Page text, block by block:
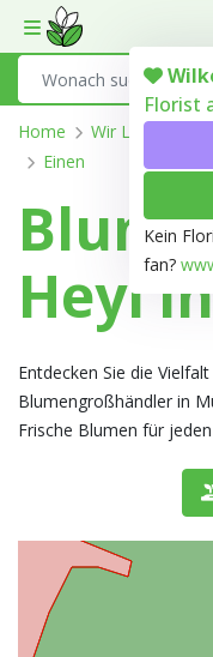
Toggle mobile menu
Florist
Kein
fan?
Home Wir Liefern
Einen
Heyl
Entdecken Sie die
Blumengroßhändler in
Frische Blumen für